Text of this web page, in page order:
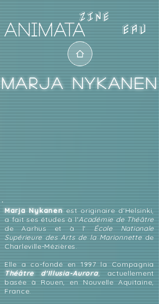
EAU
MARJA NYKANEN
Marja Nykanenest originaire d'Helsinki,
a fait ses études à l'Académie de Théâtre
de
Aarhus et à l'École Nationale
Supérieure des Arts de la Marionnettede
Charleville-Mézières.
Elle a co-fondé en 1997 la Compagnia
Théâtre d'Illusia-Aurora, actuellement
basée à Rouen, en Nouvelle Aquitaine,
France.